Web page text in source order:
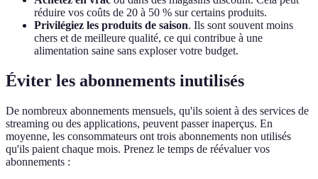
réduire vos coûts de 20 à 50 % sur certains produits.
Privilégiez les produits de saison. Ils sont souvent moins
chers et de meilleure qualité, ce qui contribue à une
alimentation saine sans exploser votre budget.
Éviter les abonnements inutilisés
De nombreux abonnements mensuels, qu'ils soient à des services de
streaming ou des applications, peuvent passer inaperçus. En
moyenne, les consommateurs ont trois abonnements non utilisés
qu'ils paient chaque mois. Prenez le temps de réévaluer vos
abonnements :